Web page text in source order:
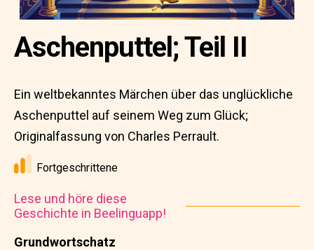
Grundwortschatz
Aschenputtel; Teil II
Ein weltbekanntes Märchen über das unglückliche
Aschenputtel auf seinem Weg zum Glück;
Originalfassung von Charles Perrault.
Fortgeschrittene
Lese und höre diese
Geschichte in Beelinguapp!